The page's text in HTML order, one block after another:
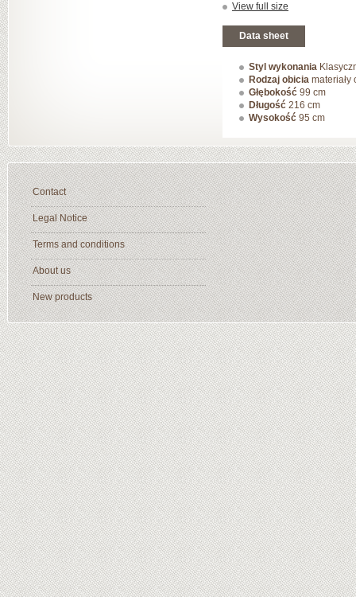
View full size
Data sheet
Styl wykonania
Rodzaj obicia
Głębokość 99 cm
Długość 216 cm
Wysokość 95 cm
Contact
Legal Notice
Terms and conditions
About us
New products